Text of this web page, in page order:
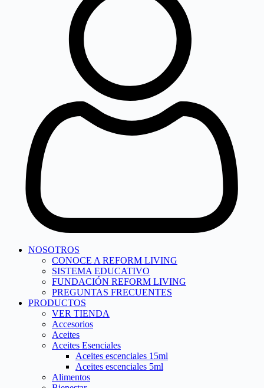
NOSOTROS
CONOCE A REFORM LIVING
SISTEMA EDUCATIVO
FUNDACIÓN REFORM LIVING
PREGUNTAS FRECUENTES
PRODUCTOS
VER TIENDA
Accesorios
Aceites
Aceites Esenciales
Aceites escenciales 15ml
Aceites escenciales 5ml
Alimentos